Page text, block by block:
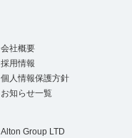
会社概要
採用情報
個人情報保護方針
お知らせ一覧
Alton Group LTD